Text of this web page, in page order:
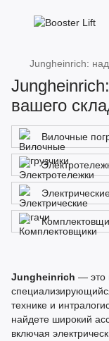
Jungheinrich:
вашего
Вилочные
Jungheinrich — это
технике и
найдете широкий
включая